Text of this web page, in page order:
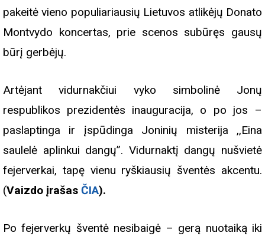
pakeitė vieno populiariausių Lietuvos atlikėjų Donato
Montvydo koncertas, prie scenos subūręs gausų
būrį gerbėjų.
Artėjant vidurnakčiui vyko simbolinė Jonų
respublikos prezidentės inauguracija, o po jos –
paslaptinga ir įspūdinga Joninių misterija ,,Eina
saulelė aplinkui dangų”. Vidurnaktį dangų nušvietė
fejerverkai, tapę vienu ryškiausių šventės akcentu.
(Vaizdo įrašas ČIA).
Po fejerverkų šventė nesibaigė – gerą nuotaiką iki